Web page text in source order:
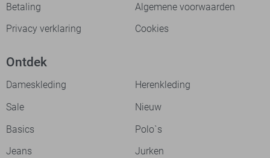
Betaling
Algemene voorwaarden
Privacy verklaring
Cookies
Ontdek
Dameskleding
Herenkleding
Sale
Nieuw
Basics
Polo`s
Jeans
Jurken